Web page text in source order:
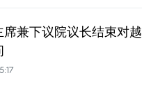
兼下议院议长结束对越